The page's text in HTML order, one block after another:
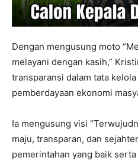
Dengan mengusung moto
melayani dengan kasih,”
transparansi dalam tata
pemberdayaan ekonomi
Ia mengusung visi
maju, transparan, dan
pemerintahan yang baik